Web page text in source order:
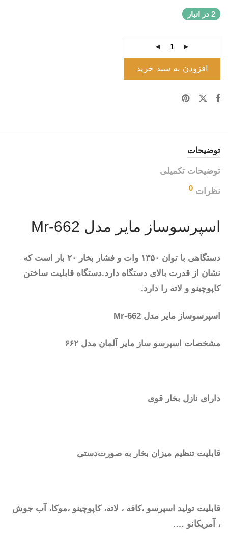
2 در انبار
افزودن به سبد خرید
توضیحات
توضیحات تکمیلی
نظرات 0
اسپرسوساز مایر مدل Mr-662
دستگاهی با توان ۱۳۵۰ وات و فشار بخار ۲۰ بار است که
نشان از قدرت بالای دستگاه دارد.دستگاه قابلیت ساختن
کاپوچینو و لاته را دارد.
اسپرسوساز مایر مدل Mr-662
مشخصات اسپرسو ساز مایر آلمان مدل ۶۶۲
دارای نازل بخار قوی
قابلیت تنظیم میزان بخار به صورت‌دستی
قابلیت تولید اسپرسو ،کافه ، لاته، کاپوچینو ،موکا، آب جوش
، آمریکانو ….